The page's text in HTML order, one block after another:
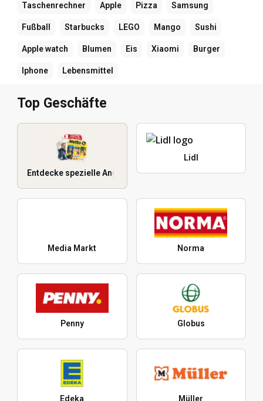
Taschenrechner Apple Pizza Samsung
Fußball Starbucks LEGO Mango Sushi
Apple watch Blumen Eis Xiaomi Burger
Iphone Lebensmittel
Top Geschäfte
Entdecke spezielle Angebote
Lidl
Media Markt Norma
Penny Globus
Edeka Müller